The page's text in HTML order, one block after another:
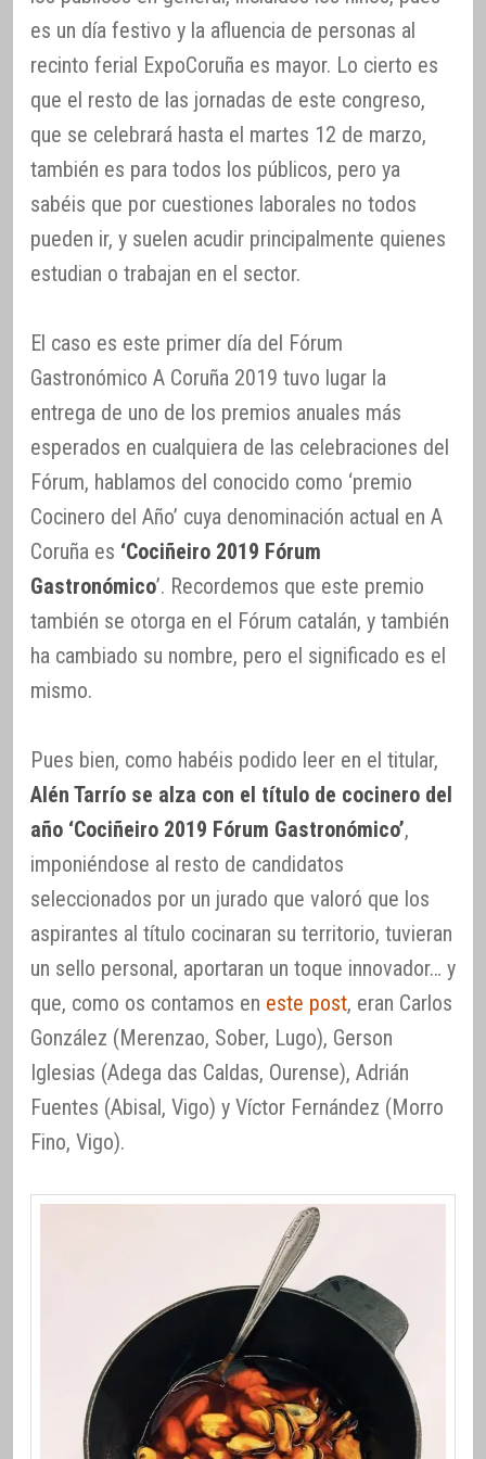
es un día festivo y la afluencia de personas al
recinto ferial ExpoCoruña es mayor. Lo cierto es
que el resto de las jornadas de este congreso,
que se celebrará hasta el martes 12 de marzo,
también es para todos los públicos, pero ya
sabéis que por cuestiones laborales no todos
pueden ir, y suelen acudir principalmente quienes
estudian o trabajan en el sector.
El caso es este primer día del Fórum
Gastronómico A Coruña 2019 tuvo lugar la
entrega de uno de los premios anuales más
esperados en cualquiera de las celebraciones del
Fórum, hablamos del conocido como ‘premio
Cocinero del Año’ cuya denominación actual en A
Coruña es ‘Cociñeiro 2019 Fórum
Gastronómico’. Recordemos que este premio
también se otorga en el Fórum catalán, y también
ha cambiado su nombre, pero el significado es el
mismo.
Pues bien, como habéis podido leer en el titular,
Alén Tarrío se alza con el título de cocinero del
año ‘Cociñeiro 2019 Fórum Gastronómico’,
imponiéndose al resto de candidatos
seleccionados por un jurado que valoró que los
aspirantes al título cocinaran su territorio, tuvieran
un sello personal, aportaran un toque innovador… y
que, como os contamos en este post, eran Carlos
González (Merenzao, Sober, Lugo), Gerson
Iglesias (Adega das Caldas, Ourense), Adrián
Fuentes (Abisal, Vigo) y Víctor Fernández (Morro
Fino, Vigo).